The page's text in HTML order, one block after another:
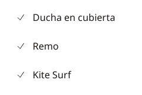
Ducha en cubierta
Remo
Kite Surf